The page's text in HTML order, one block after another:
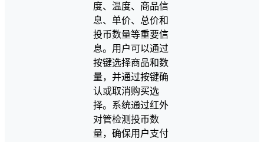
度、温度、商品信
息、单价、总价和
投币数量等重要信
息。用户可以通过
按键选择商品和数
量，并通过按键确
认或取消购买选
择。系统通过红外
对管检测投币数
量，确保用户支付